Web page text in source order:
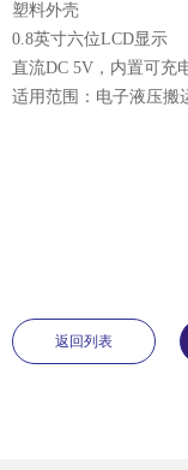
塑料外壳
0.8英寸六位LCD显示
直流DC 5V，内置可充
适用范围：电子液压搬
返回列表